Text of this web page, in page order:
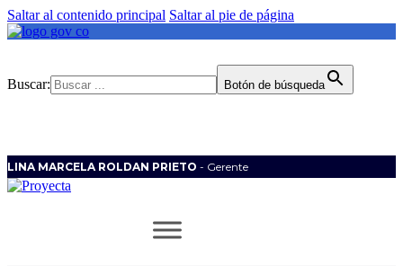
Saltar al contenido principal Saltar al pie de página
Buscar: Botón de búsqueda
LINA MARCELA ROLDAN PRIETO - Gerente